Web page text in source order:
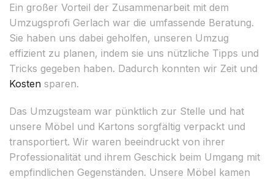
Ein großer Vorteil der Zusammenarbeit mit dem
Umzugsprofi Gerlach war die umfassende Beratung.
Sie haben uns dabei geholfen, unseren Umzug
effizient zu planen, indem sie uns nützliche Tipps und
Tricks gegeben haben. Dadurch konnten wir Zeit und
Kosten sparen.
Das Umzugsteam war pünktlich zur Stelle und hat
unsere Möbel und Kartons sorgfältig verpackt und
transportiert. Wir waren beeindruckt von ihrer
Professionalität und ihrem Geschick beim Umgang mit
empfindlichen Gegenständen. Unsere Möbel kamen